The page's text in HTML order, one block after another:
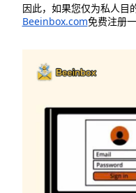
因此，如果您仅为私人目
Beeinbox.com免费注册